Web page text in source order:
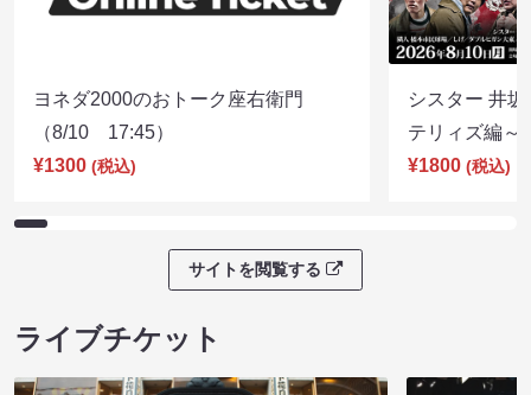
ヨネダ2000のおトーク座右衛門
（8/10 17:45）
¥1300 (税込)
シスター 井
テリィズ編
¥1800 (税込)
サイトを閲覧する
ライブチケット